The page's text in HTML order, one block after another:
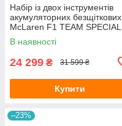
Набір із двох інструментів
акумуляторних безщіткових
McLaren F1 TEAM SPECIAL
EDITION DeWALT
DCK2222MM2T
В наявності
24 299 ₴ 31 599 ₴
Купити
–23%